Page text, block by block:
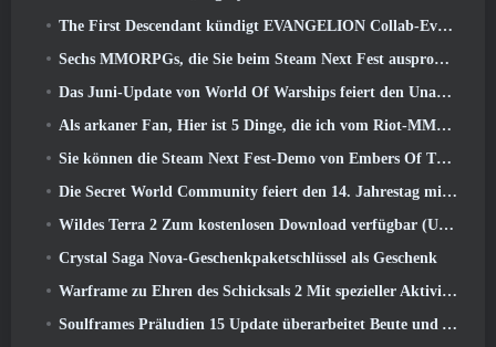
The First Descendant kündigt EVANGELION Collab-Event an
Sechs MMORPGs, die Sie beim Steam Next Fest ausprobieren können
Das Juni-Update von World Of Warships feiert den Unabhängigkeitstag der USA mit einer neuen Erzählkampagne
Als arkaner Fan, Hier ist 5 Dinge, die ich vom Riot-MMO sehen möchte
Sie können die Steam Next Fest-Demo von Embers Of The Uncrowned Tomorrow vorab herunterladen
Die Secret World Community feiert den 14. Jahrestag mit einem Rätsel, das sie gemeinsam lösen müssen
Wildes Terra 2 Zum kostenlosen Download verfügbar (Und behalten) Für eine begrenzte Zeit
Crystal Saga Nova-Geschenkpaketschlüssel als Geschenk
Warframe zu Ehren des Schicksals 2 Mit spezieller Aktivität und Titel im Spiel
Soulframes Präludien 15 Update überarbeitet Beute und Angeln